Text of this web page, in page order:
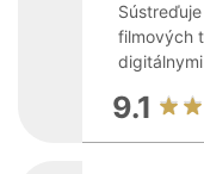
filmových
9.1